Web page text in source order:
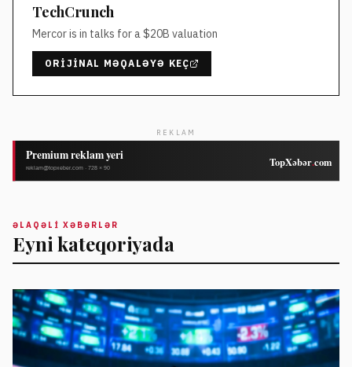
TechCrunch
Mercor is in talks for a $20B valuation
ORIJINAL MƏQALƏYƏ KEÇ
REKLAM
ƏLAQƏLI XƏBƏRLƏR
Eyni kateqoriyada